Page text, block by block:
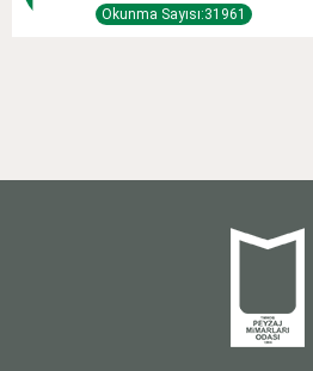
Okunma Sayısı:31961